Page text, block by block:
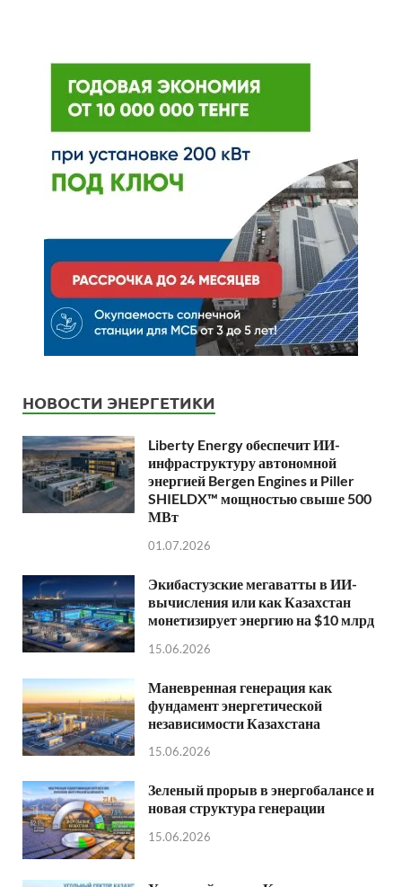
НОВОСТИ ЭНЕРГЕТИКИ
Liberty Energy обеспечит ИИ-
инфраструктуру автономной
энергией Bergen Engines и Piller
SHIELDX™ мощностью свыше 500
МВт
01.07.2026
Экибастузские мегаватты в ИИ-
вычисления или как Казахстан
монетизирует энергию на $10 млрд
15.06.2026
Маневренная генерация как
фундамент энергетической
независимости Казахстана
15.06.2026
Зеленый прорыв в энергобалансе и
новая структура генерации
15.06.2026